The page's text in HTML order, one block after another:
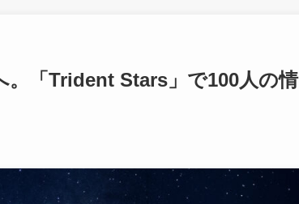
。「Trident Stars」で100人の情